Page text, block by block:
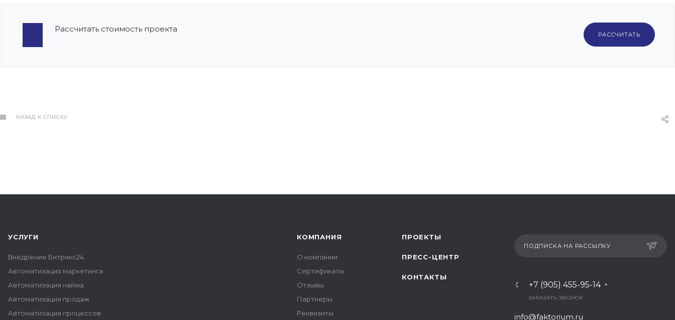
Рассчитать стоимость проекта
РАССЧИТАТЬ
НАЗАД К СПИСКУ
УСЛУГИ
Внедрение Битрикс24
Автоматизация маркетинга
Автоматизация найма
Автоматизация продаж
Автоматизация процессов
КОМПАНИЯ
О компании
Сертификаты
Отзывы
Партнеры
Реквизиты
ПРОЕКТЫ
ПРЕСС-ЦЕНТР
КОНТАКТЫ
ПОДПИСКА НА РАССЫЛКУ
+7 (905) 455-95-14
ЗАКАЗАТЬ ЗВОНОК
info@faktorium.ru